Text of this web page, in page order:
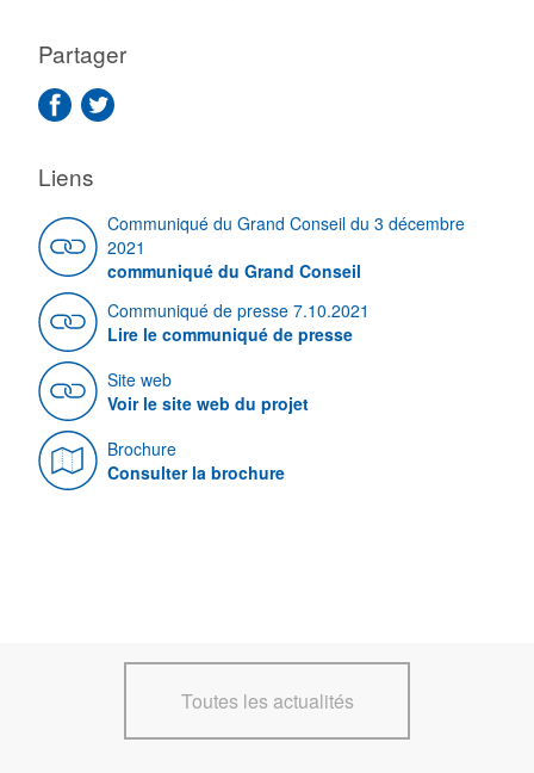
Partager
Liens
Communiqué du Grand Conseil du 3 décembre
2021
communiqué du Grand Conseil
Communiqué de presse 7.10.2021
Lire le communiqué de presse
Site web
Voir le site web du projet
Brochure
Consulter la brochure
Toutes les actualités